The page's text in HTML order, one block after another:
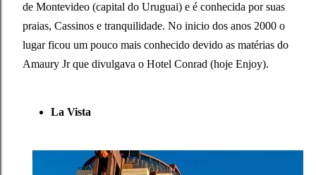
de Montevideo (capital do Uruguai) e é conhecida por suas
praias, Cassinos e tranquilidade. No inicio dos anos 2000 o
lugar ficou um pouco mais conhecido devido as matérias do
Amaury Jr que divulgava o Hotel Conrad (hoje Enjoy).
La Vista